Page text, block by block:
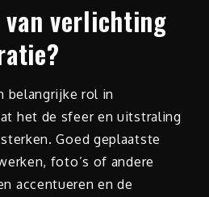
verlichting
belangrijke rol in
het de sfeer en uitstraling
Goed geplaatste
foto’s of andere
accentueren en de